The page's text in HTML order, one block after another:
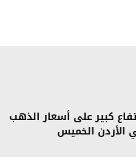
كبير على أسعار الذهب
الأردن الخميس